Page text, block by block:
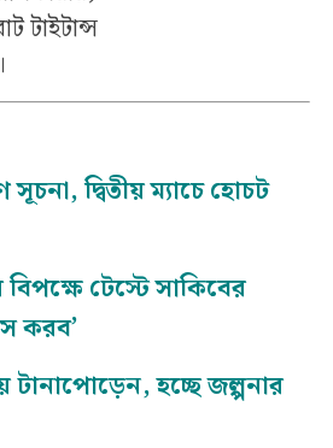
টাইটান্স
সূচনা, দ্বিতীয় ম্যাচে হোচট
টেস্টে সাকিবের
করব’
টানাপোড়েন, হচ্ছে জল্পনার